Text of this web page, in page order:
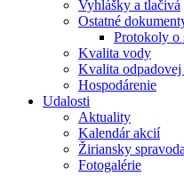
Vyhlášky a tlačivá
Ostatné
Protokoly o
Kvalita vody
Kvalita
Hospodárenie
Udalosti
Aktuality
Kalendár akcií
Žiriansky
Fotogalérie